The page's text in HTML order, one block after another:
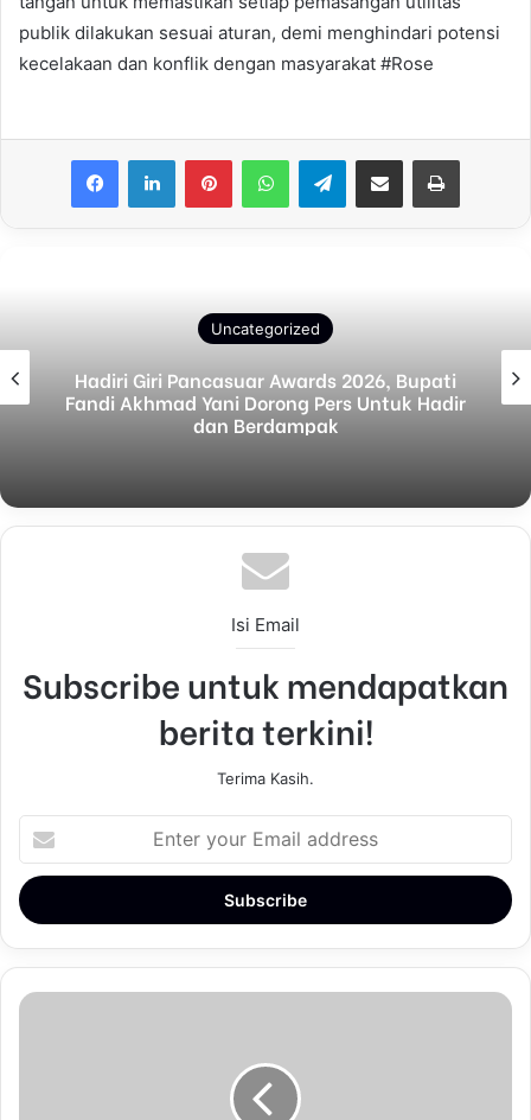
publik dilakukan sesuai aturan, demi menghindari potensi
kecelakaan dan konflik dengan masyarakat #Rose
Telegram
Uncategorized
Hadiri Giri Pancasuar Awards 2026, Bupati
Fandi Akhmad Yani Dorong Pers Untuk Hadir
dan Berdampak
Isi Email
Subscribe untuk mendapatkan
berita terkini!
Terima Kasih.
e
y
u